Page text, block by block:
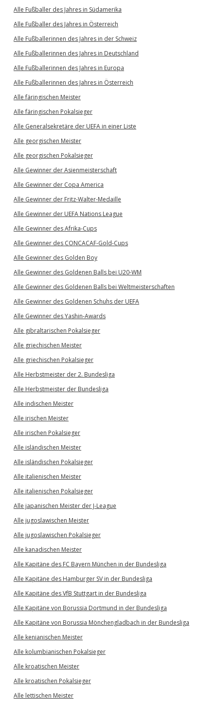
Alle Fußballer des Jahres in Südamerika
Alle Fußballer des Jahres in Österreich
Alle Fußballerinnen des Jahres in der Schweiz
Alle Fußballerinnen des Jahres in Deutschland
Alle Fußballerinnen des Jahres in Europa
Alle Fußballerinnen des Jahres in Österreich
Alle färingischen Meister
Alle färingischen Pokalsieger
Alle Generalsekretäre der UEFA in einer Liste
Alle georgischen Meister
Alle georgischen Pokalsieger
Alle Gewinner der Asienmeisterschaft
Alle Gewinner der Copa America
Alle Gewinner der Fritz-Walter-Medaille
Alle Gewinner der UEFA Nations League
Alle Gewinner des Afrika-Cups
Alle Gewinner des CONCACAF-Gold-Cups
Alle Gewinner des Golden Boy
Alle Gewinner des Goldenen Balls bei U20-WM
Alle Gewinner des Goldenen Balls bei Weltmeisterschaften
Alle Gewinner des Goldenen Schuhs der UEFA
Alle Gewinner des Yashin-Awards
Alle gibraltarischen Pokalsieger
Alle griechischen Meister
Alle griechischen Pokalsieger
Alle Herbstmeister der 2. Bundesliga
Alle Herbstmeister der Bundesliga
Alle indischen Meister
Alle irischen Meister
Alle irischen Pokalsieger
Alle isländischen Meister
Alle isländischen Pokalsieger
Alle italienischen Meister
Alle italienischen Pokalsieger
Alle japanischen Meister der J-League
Alle jugoslawischen Meister
Alle jugoslawischen Pokalsieger
Alle kanadischen Meister
Alle Kapitäne des FC Bayern München in der Bundesliga
Alle Kapitäne des Hamburger SV in der Bundesliga
Alle Kapitäne des VfB Stuttgart in der Bundesliga
Alle Kapitäne von Borussia Dortmund in der Bundesliga
Alle Kapitäne von Borussia Mönchengladbach in der Bundesliga
Alle kenianischen Meister
Alle kolumbianischen Pokalsieger
Alle kroatischen Meister
Alle kroatischen Pokalsieger
Alle lettischen Meister